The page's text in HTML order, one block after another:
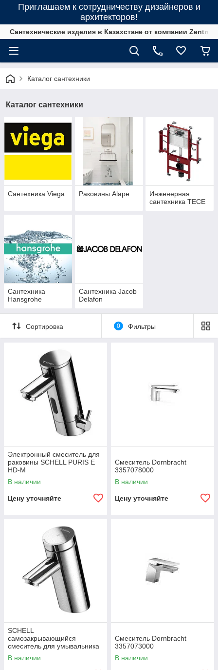
Приглашаем к сотрудничеству дизайнеров и
архитекторов!
Сантехнические изделия в Казахстане от компании Zentrum
Каталог сантехники
Каталог сантехники
Сантехника Viega Раковины Alape
Инженерная
сантехника ТЕСЕ
Сантехника
Hansgrohe
Сантехника Jacob
Delafon
Сортировка 0 Фильтры
Электронный смеситель для
раковины SCHELL PURIS E
HD-M
В наличии
Цену уточняйте
Смеситель Dornbracht
3357078000
В наличии
Цену уточняйте
SCHELL
самозакрывающийся
смеситель для умывальника
PURIS SC HD-M
В наличии
Смеситель Dornbracht
3357073000
В наличии